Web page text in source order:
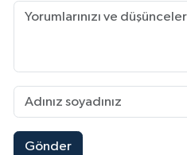
Gönder
12:28 |Kahramanmaraş'ta